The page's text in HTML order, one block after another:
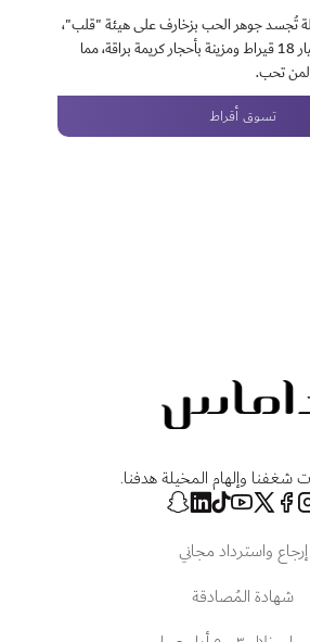
تُجسد جوهر الحب بزخارف على هيئة "قلب"،
مصنوعة من الذهب عيار 18 قيراط ومزينة بأحجار كريمة براقة، مما
لمن تحب.
تسوق أقراط
شغفنا وإلهام المخيلة هدفنا.
إرجاع واسترداد مجاني
شهادة المُصادقة